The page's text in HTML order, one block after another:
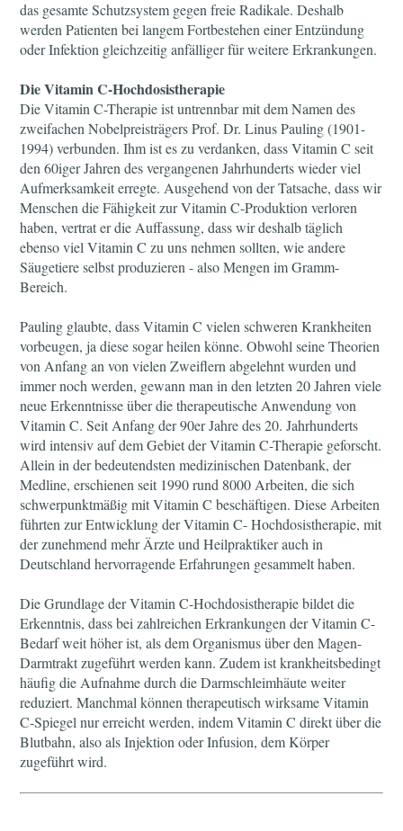
das gesamte Schutzsystem gegen freie Radikale. Deshalb
werden Patienten bei langem Fortbestehen einer Entzündung
oder Infektion gleichzeitig anfälliger für weitere Erkrankungen.
Die Vitamin C-Hochdosistherapie
Die Vitamin C-Therapie ist untrennbar mit dem Namen des
zweifachen Nobelpreisträgers Prof. Dr. Linus Pauling (1901-
1994) verbunden. Ihm ist es zu verdanken, dass Vitamin C seit
den 60iger Jahren des vergangenen Jahrhunderts wieder viel
Aufmerksamkeit erregte. Ausgehend von der Tatsache, dass wir
Menschen die Fähigkeit zur Vitamin C-Produktion verloren
haben, vertrat er die Auffassung, dass wir deshalb täglich
ebenso viel Vitamin C zu uns nehmen sollten, wie andere
Säugetiere selbst produzieren - also Mengen im Gramm-
Bereich.
Pauling glaubte, dass Vitamin C vielen schweren Krankheiten
vorbeugen, ja diese sogar heilen könne. Obwohl seine Theorien
von Anfang an von vielen Zweiflern abgelehnt wurden und
immer noch werden, gewann man in den letzten 20 Jahren viele
neue Erkenntnisse über die therapeutische Anwendung von
Vitamin C. Seit Anfang der 90er Jahre des 20. Jahrhunderts
wird intensiv auf dem Gebiet der Vitamin C-Therapie geforscht.
Allein in der bedeutendsten medizinischen Datenbank, der
Medline, erschienen seit 1990 rund 8000 Arbeiten, die sich
schwerpunktmäßig mit Vitamin C beschäftigen. Diese Arbeiten
führten zur Entwicklung der Vitamin C- Hochdosistherapie, mit
der zunehmend mehr Ärzte und Heilpraktiker auch in
Deutschland hervorragende Erfahrungen gesammelt haben.
Die Grundlage der Vitamin C-Hochdosistherapie bildet die
Erkenntnis, dass bei zahlreichen Erkrankungen der Vitamin C-
Bedarf weit höher ist, als dem Organismus über den Magen-
Darmtrakt zugeführt werden kann. Zudem ist krankheitsbedingt
häufig die Aufnahme durch die Darmschleimhäute weiter
reduziert. Manchmal können therapeutisch wirksame Vitamin
C-Spiegel nur erreicht werden, indem Vitamin C direkt über die
Blutbahn, also als Injektion oder Infusion, dem Körper
zugeführt wird.